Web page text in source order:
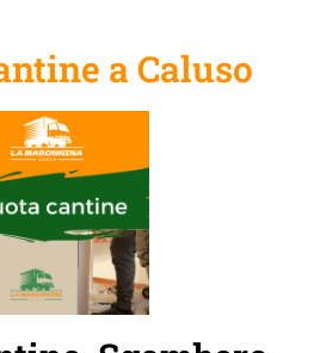
a Caluso